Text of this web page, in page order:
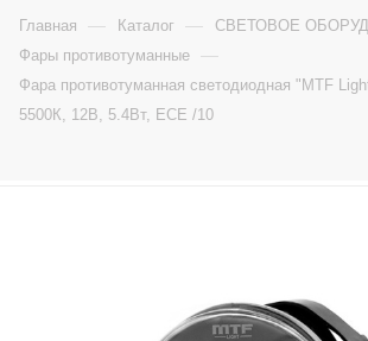
Главная — Каталог — СВЕТОВОЕ
Фары противотуманные —
Фара противотуманная светодиодная "MTF
5500К, 12В, 5.4Вт, ЕСЕ /10